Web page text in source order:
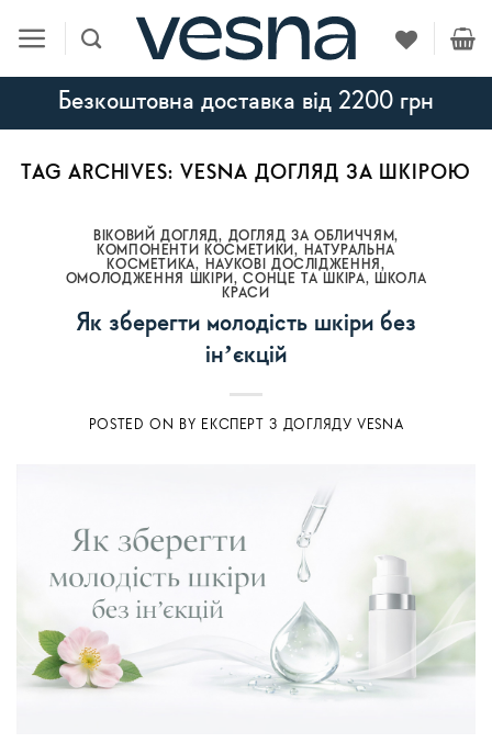
content
Безкоштовна доставка від 2200 грн
TAG ARCHIVES: VESNA ДОГЛЯД ЗА ШКІРОЮ
ВІКОВИЙ ДОГЛЯД, ДОГЛЯД ЗА ОБЛИЧЧЯМ,
КОМПОНЕНТИ КОСМЕТИКИ,
НАТУРАЛЬНА
КОСМЕТИКА, НАУКОВІ ДОСЛІДЖЕННЯ,
ОМОЛОДЖЕННЯ ШКІРИ ,СОНЦЕ ТА ШКІРА, ШКОЛА
КРАСИ
Як зберегти молодість шкіри без
інʼєкцій
POSTED ON BY ЕКСПЕРТ З ДОГЛЯДУ VESNA